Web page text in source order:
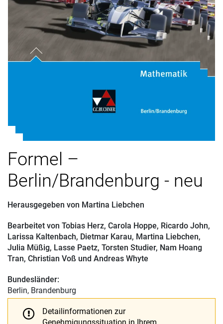
Formel –
Berlin/Brandenburg - neu
Herausgegeben von Martina Liebchen
Bearbeitet von Tobias Herz, Carola Hoppe, Ricardo John,
Larissa Kaltenbach, Dietmar Karau, Martina Liebchen,
Julia Müßig, Lasse Paetz, Torsten Studier, Nam Hoang
Tran, Christian Voß und Andreas Whyte
Bundesländer:
Berlin, Brandenburg
Detailinformationen zur